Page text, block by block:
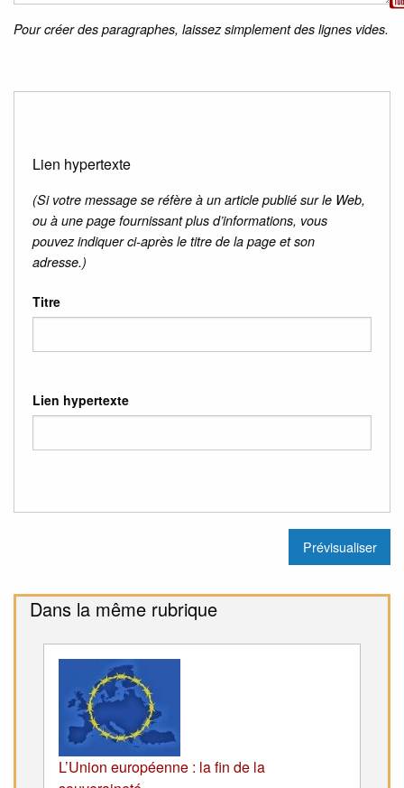
Pour créer des paragraphes, laissez simplement des lignes vides.
Lien hypertexte
(Si votre message se réfère à un article publié sur le Web,
ou à une page fournissant plus d’informations, vous
pouvez indiquer ci-après le titre de la page et son
adresse.)
Titre
Lien hypertexte
Dans la même rubrique
L’Union européenne : la fin de la